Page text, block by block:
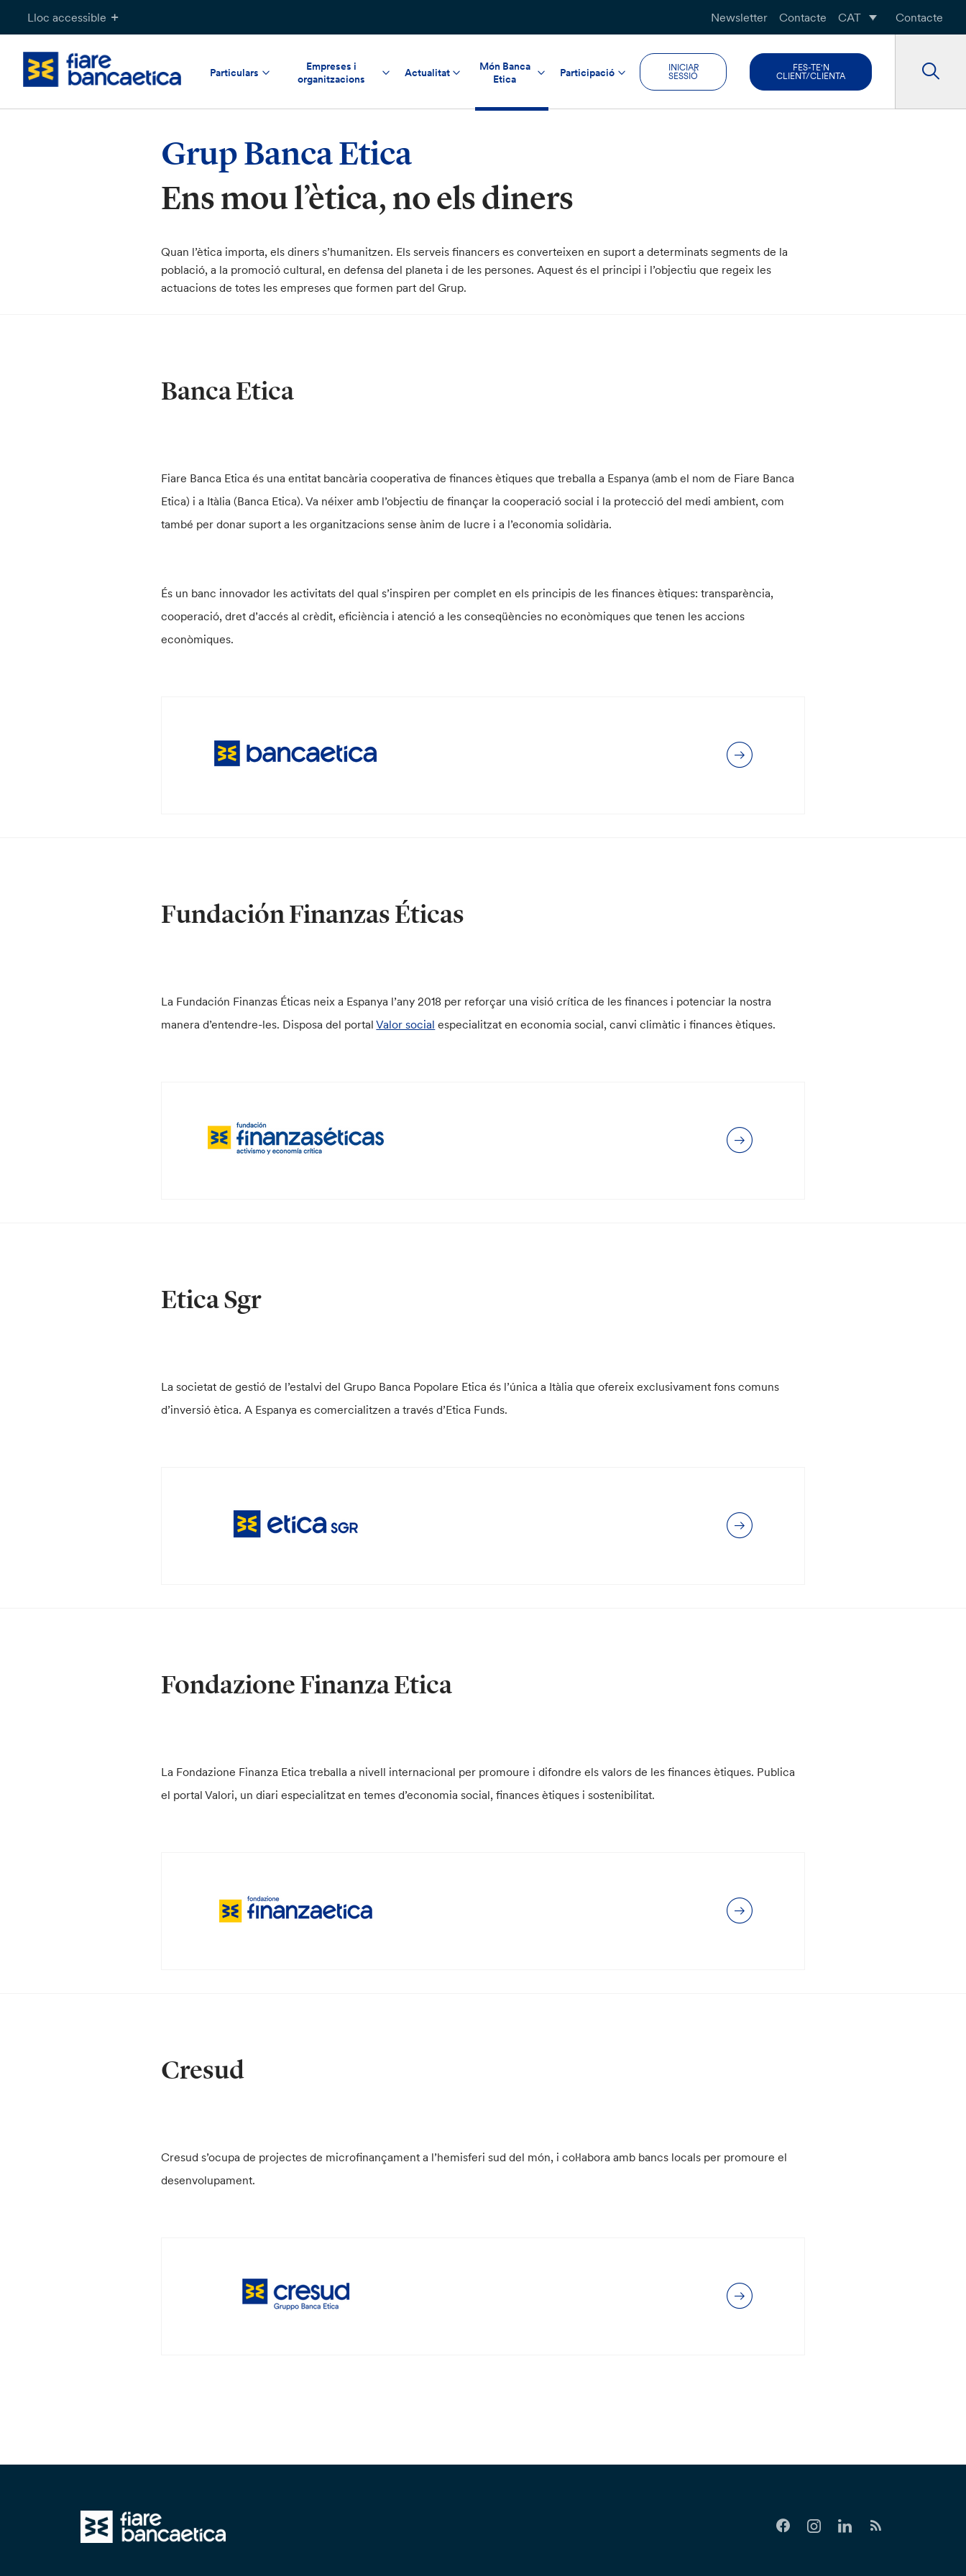
Lloc accessible Newsletter Contacte CAT Contacte
Particulars
Empreses i
organitzacions
Actualitat
Món Banca
Etica
Participació
INICIAR
SESSIÓ
FES-TE'N
CLIENT/CLIENTA
Grup Banca Etica
Ens mou l’ètica, no els diners
Quan l’ètica importa, els diners s’humanitzen. Els serveis financers es converteixen en suport a determinats segments de la
població, a la promoció cultural, en defensa del planeta i de les persones. Aquest és el principi i l’objectiu que regeix les
actuacions de totes les empreses que formen part del Grup.
Banca Etica
Fiare Banca Etica és una entitat bancària cooperativa de finances ètiques que treballa a Espanya (amb el nom de Fiare Banca
Etica) i a Itàlia (Banca Etica). Va néixer amb l’objectiu de finançar la cooperació social i la protecció del medi ambient, com
també per donar suport a les organitzacions sense ànim de lucre i a l’economia solidària.
És un banc innovador les activitats del qual s’inspiren per complet en els principis de les finances ètiques: transparència,
cooperació, dret d’accés al crèdit, eficiència i atenció a les conseqüències no econòmiques que tenen les accions
econòmiques.
Fundación Finanzas Éticas
La Fundación Finanzas Éticas neix a Espanya l’any 2018 per reforçar una visió crítica de les finances i potenciar la nostra
manera d’entendre-les. Disposa del portalValor social especialitzat en economia social, canvi climàtic i finances ètiques.
Etica Sgr
La societat de gestió de l’estalvi del Grupo Banca Popolare Etica és l’única a Itàlia que ofereix exclusivament fons comuns
d’inversió ètica. A Espanya es comercialitzen a través d’Etica Funds.
Fondazione Finanza Etica
La Fondazione Finanza Etica treballa a nivell internacional per promoure i difondre els valors de les finances ètiques. Publica
el portal Valori, un diari especialitzat en temes d’economia social, finances ètiques i sostenibilitat.
Cresud
Cresud s’ocupa de projectes de microfinançament a l’hemisferi sud del món, i col·labora amb bancs locals per promoure el
desenvolupament.